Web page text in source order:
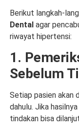
Berikut langkah-
Dental agar
riwayat hipertensi:
1.
Sebelum
Setiap pasien akan
dahulu. Jika
tindakan bisa